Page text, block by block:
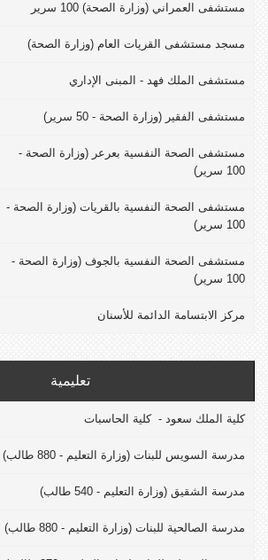
مستشفى العمراني (وزارة الصحة) 100 سرير
مسجد مستشفى القريات العام (وزارة الصحة)
مستشفى الملك فهد - المبنى الإداري
مستشفى الفقير (وزارة الصحة - 50 سرير)
مستشفى الصحة النفسية بعرعر (وزارة الصحة -
100 سرير)
مستشفى الصحة النفسية بالقريات (وزارة الصحة -
100 سرير)
مستشفى الصحة النفسية بالجوف (وزارة الصحة -
100 سرير)
مركز الابتسامة الدائمة للأسنان
تعليمية
كلية الملك سعود - كلية الحاسبات
مدرسة السويس للبنات (وزارة التعليم - 880 طالب)
مدرسة الشقيق (وزارة التعليم - 540 طالب)
مدرسة الصالحية للبنات (وزارة التعليم - 880 طالب)